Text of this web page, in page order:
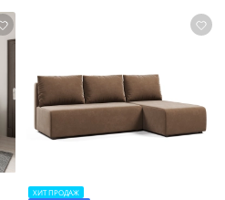
ХИТ ПРОДАЖ